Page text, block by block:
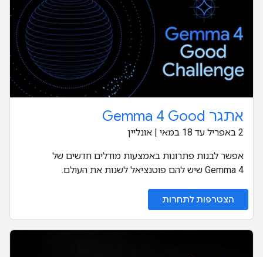
אתגר Gemma 4 Good
‫2 באפריל עד 18 במאי | אונליין
אפשר לבנות פתרונות באמצעות מודלים חדשים של
Gemma 4 שיש להם פוטנציאל לשנות את העולם.
הצטרפות לתחרות